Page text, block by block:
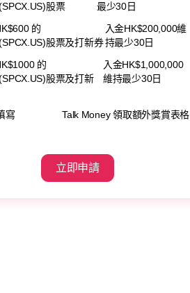
股票
最少30日
的
股票及打新券
入金HK$200,000維
持最少30日
的
股票及打新
入金HK$1,000,000
維持最少30日
寫 Talk Money 領取額外獎賞表格
立即申請